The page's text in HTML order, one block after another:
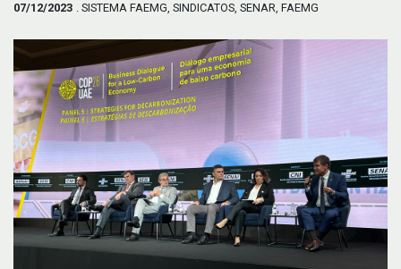
07/12/2023 . SISTEMA FAEMG, SINDICATOS, SENAR, FAEMG